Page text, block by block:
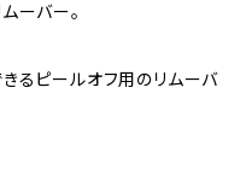
ーバー。
るピールオフ用のリムーバ